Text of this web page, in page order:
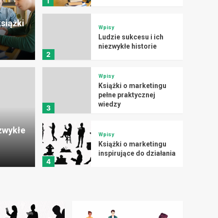
i ich niezwykłe
2
Wpisy
Ludzie sukcesu i ich
niezwykłe historie
3
Wpisy
Książki o marketingu
pełne praktycznej
wiedzy
4
Wpisy
Książki o marketingu
inspirujące do działania